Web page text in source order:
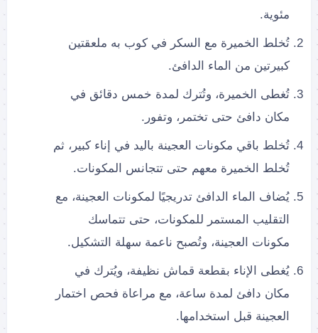
مئوية.
تُخلط الخميرة مع السكر في كوب به ملعقتين
كبيرتين من الماء الدافئ.
تُغطى الخميرة، وتُترك لمدة خمس دقائق في
مكان دافئ حتى تختمر، وتفور.
تُخلط باقي مكونات العجينة باليد في إناء كبير، ثم
تُخلط الخميرة معهم حتى تتجانس المكونات.
يُضاف الماء الدافئ تدريجيًا لمكونات العجينة، مع
التقليب المستمر للمكونات، حتى تتماسك
مكونات العجينة، وتُصبح ناعمة سهلة التشكيل.
يُغطى الإناء بقطعة قماش نظيفة، ويُترك في
مكان دافئ لمدة ساعة، مع مراعاة فحص اختمار
العجينة قبل استخدامها.